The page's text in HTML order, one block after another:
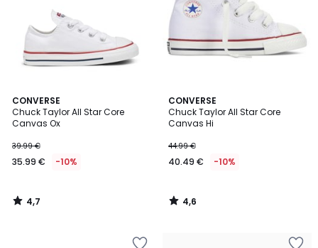
CONVERSE
Chuck Taylor All Star Core
Canvas Ox
39.99 €
35.99 € -10%
4,7
/ 5
4,7
/
CONVERSE
Chuck Taylor All Star Core
Canvas Hi
44.99 €
40.49 € -10%
4,6
/ 5
4,6
/